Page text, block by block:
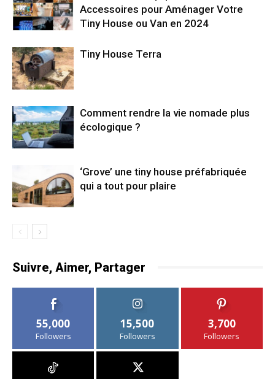
Accessoires pour Aménager Votre
Tiny House ou Van en 2024
Tiny House Terra
Comment rendre la vie nomade plus
écologique ?
‘Grove’ une tiny house préfabriquée
qui a tout pour plaire
Suivre, Aimer, Partager
55,000
Followers
15,500
Followers
3,700
Followers